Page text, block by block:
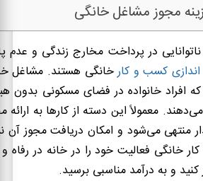
مجوز مشاغل خانگی
ناتوانایی در پرداخت مخارج زندگی و عدم
اندازی کسب و کارخانگی هستند. مشاغل
افراد خانواده در فضای مسکونی بدون
معمولاً این دسته از کارها به ارائه
منتهی می‌شود و امکان دریافت مجوز آن
خانگی فعالیت خود را در خانه در
و به درآمد مناسبی برسید.